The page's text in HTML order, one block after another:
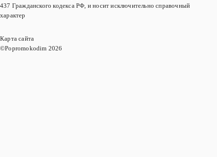
©Popromokodim 2026
Карта сайта
437 Гражданского кодекса РФ, и носит исключительно справочный
характер